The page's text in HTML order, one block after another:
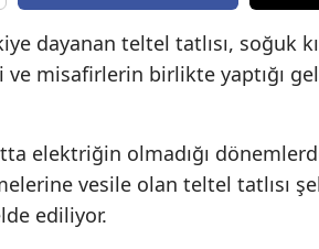
dayanan teltel tatlısı, soğuk
misafirlerin birlikte yaptığı
elektriğin olmadığı
vesile olan teltel tatlısı
ediliyor.